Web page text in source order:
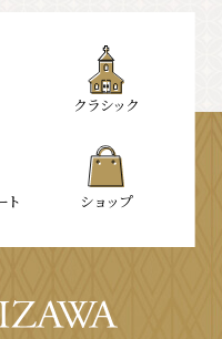
クラシック
ト ショップ